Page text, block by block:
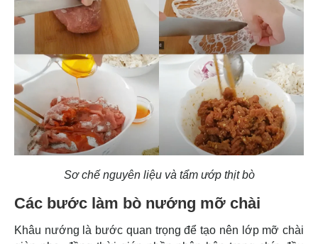
Sơ chế nguyên liệu và tẩm ướp thịt bò
Các bước làm bò nướng mỡ chài
Khâu nướng là bước quan trọng để tạo nên lớp mỡ chài